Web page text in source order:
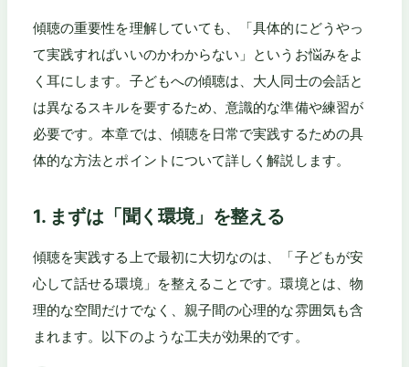
傾聴の重要性を理解していても、「具体的にどうやっ
て実践すればいいのかわからない」というお悩みをよ
く耳にします。子どもへの傾聴は、大人同士の会話と
は異なるスキルを要するため、意識的な準備や練習が
必要です。本章では、傾聴を日常で実践するための具
体的な方法とポイントについて詳しく解説します。
1. まずは「聞く環境」を整える
傾聴を実践する上で最初に大切なのは、「子どもが安
心して話せる環境」を整えることです。環境とは、物
理的な空間だけでなく、親子間の心理的な雰囲気も含
まれます。以下のような工夫が効果的です。